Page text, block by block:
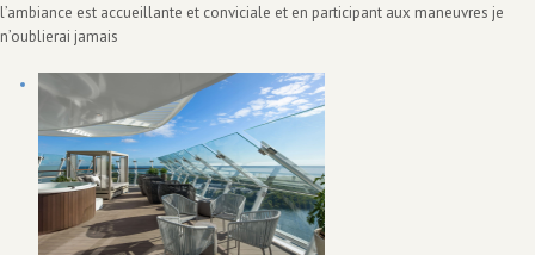
l’ambiance est accueillante et conviciale et en participant aux maneuvres je
n’oublierai jamais